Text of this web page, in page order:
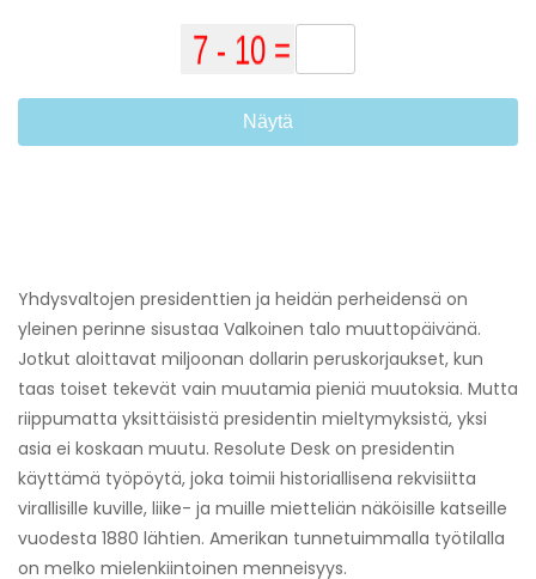
Näytä
Yhdysvaltojen presidenttien ja heidän perheidensä on
yleinen perinne sisustaa Valkoinen talo muuttopäivänä.
Jotkut aloittavat miljoonan dollarin peruskorjaukset, kun
taas toiset tekevät vain muutamia pieniä muutoksia. Mutta
riippumatta yksittäisistä presidentin mieltymyksistä, yksi
asia ei koskaan muutu. Resolute Desk on presidentin
käyttämä työpöytä, joka toimii historiallisena rekvisiitta
virallisille kuville, liike- ja muille mietteliän näköisille katseille
vuodesta 1880 lähtien. Amerikan tunnetuimmalla työtilalla
on melko mielenkiintoinen menneisyys.